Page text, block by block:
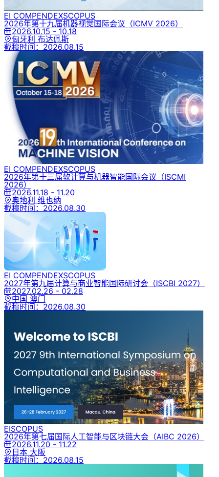
EI COMPENDEXSCOPUS
2026年第十九届机器视觉国际会议 （ICMV 2026）
2026.10.15 - 10.18
匈牙利 布达佩斯
截稿时间： 2026.08.15
EI COMPENDEXSCOPUS
2026年第十三届软计算与机器智能国际会议 （ISCMI
2026）
2026.11.18 - 11.20
奥地利 维也纳
截稿时间： 2026.08.30
EI COMPENDEXSCOPUS
2027年第九届计算与商业智能国际研讨会 （ISCBI 2027）
2027.02.26 - 02.28
中国 澳门
截稿时间： 2026.08.30
EISCOPUS
2026年第七届国际人工智能与区块链大会 （AIBC 2026）
2026.11.20 - 11.22
日本 大阪
截稿时间： 2026.08.15